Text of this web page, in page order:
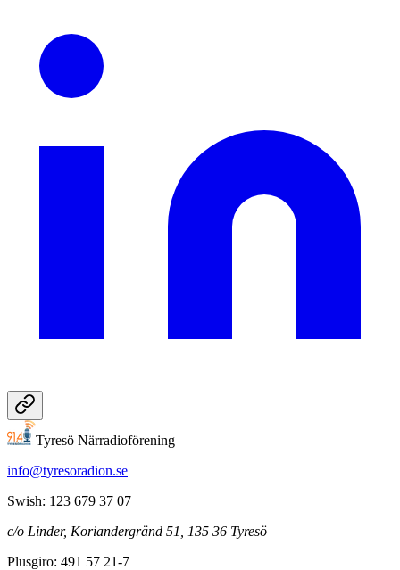
Tyresö Närradioförening
info@tyresoradion.se
Swish: 123 679 37 07
c/o Linder, Koriandergränd 51, 135 36 Tyresö
Plusgiro: 491 57 21-7